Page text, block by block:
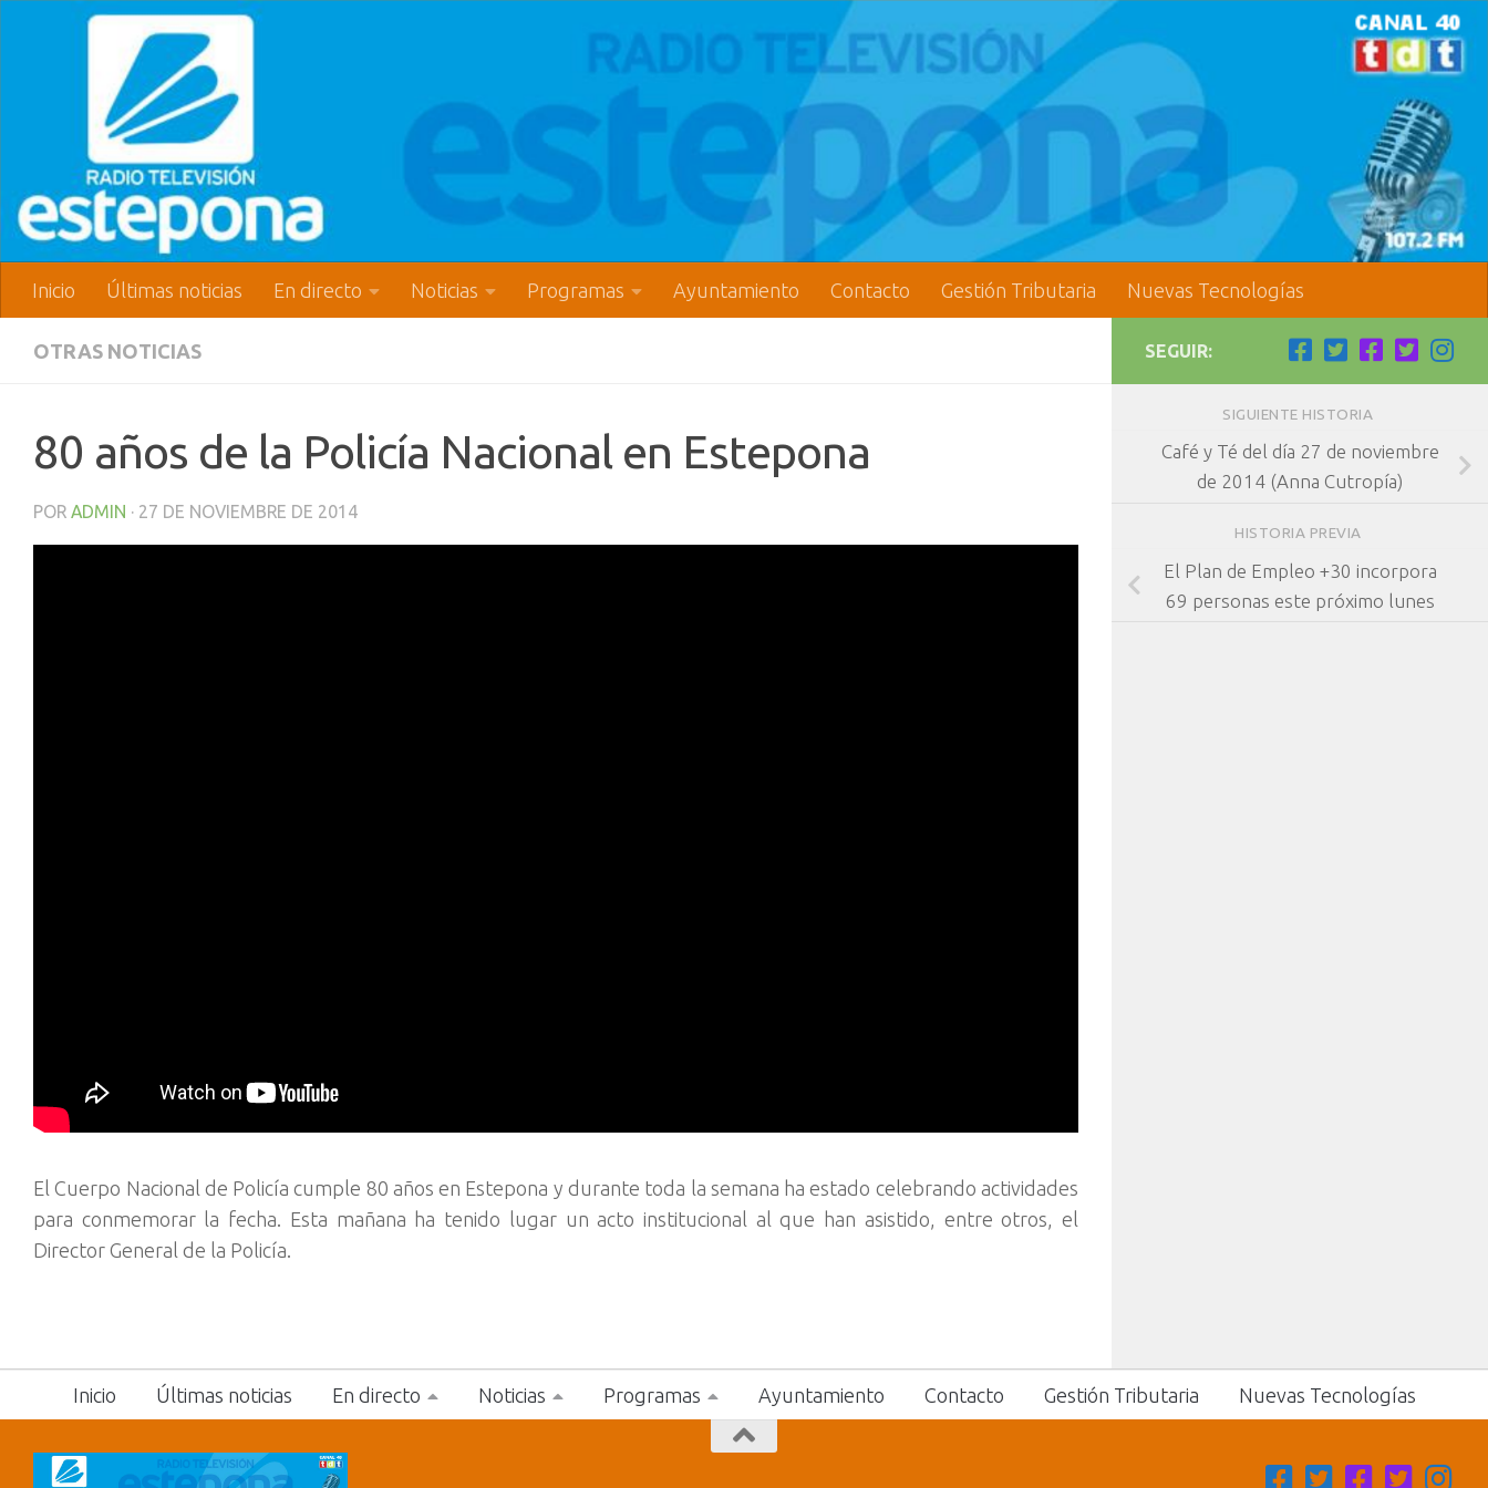
Inicio Últimas noticias En directo Noticias Programas Ayuntamiento Contacto Gestión Tributaria Nuevas Tecnologías
OTRAS NOTICIAS
80 años de la Policía Nacional en Estepona
POR ADMIN · 27 DE NOVIEMBRE DE 2014
El Cuerpo Nacional de Policía cumple 80 años en Estepona y durante toda la semana ha estado celebrando actividades
para conmemorar la fecha. Esta mañana ha tenido lugar un acto institucional al que han asistido, entre otros, el
Director General de la Policía.
SEGUIR:
SIGUIENTE HISTORIA
Café y Té del día 27 de noviembre
de 2014 (Anna Cutropía)
HISTORIA PREVIA
El Plan de Empleo +30 incorpora
69 personas este próximo lunes
Inicio Últimas noticias En directo Noticias Programas Ayuntamiento Contacto Gestión Tributaria Nuevas Tecnologías